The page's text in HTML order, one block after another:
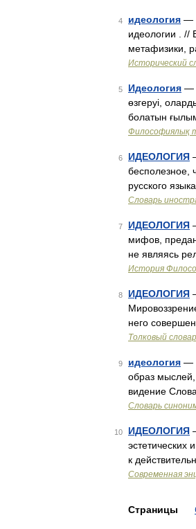
4 идеология —
идеологии . //
метафизики,
Исторический
5 Идеология —
өзгеруі,
болатын
Философиялық
6 ИДЕОЛОГИЯ
бесполезное,
русского
Словарь
7 ИДЕОЛОГИЯ
мифов,
не являясь
История
8 ИДЕОЛОГИЯ
него
Толковый
9 идеология —
образ
видение
Словарь
10 ИДЕОЛОГИЯ
эстетических
к
Современная
Страницы